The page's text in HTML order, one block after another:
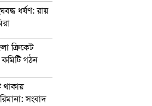
ধর্ষণ: রায়
ক্রিকেট
গঠন
থাকায়
সংবাদ